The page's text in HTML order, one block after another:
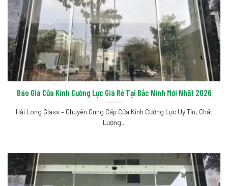
Báo Giá Cửa Kính Cường Lực Giá Rẻ Tại Bắc Ninh Mới Nhất 2026
Hải Long Glass – Chuyên Cung Cấp Cửa Kính Cường Lực Uy Tín, Chất
Lượng...